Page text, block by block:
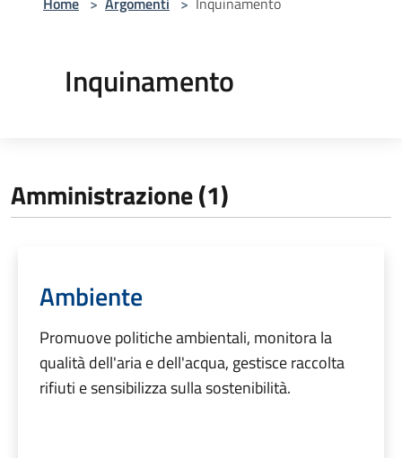
Inquinamento
Amministrazione (1)
Ambiente
Promuove politiche ambientali, monitora la
qualità dell'aria e dell'acqua, gestisce raccolta
rifiuti e sensibilizza sulla sostenibilità.